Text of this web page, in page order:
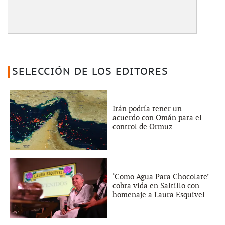
SELECCIÓN DE LOS EDITORES
Irán podría tener un
acuerdo con Omán para el
control de Ormuz
‘Como Agua Para Chocolate’
cobra vida en Saltillo con
homenaje a Laura Esquivel